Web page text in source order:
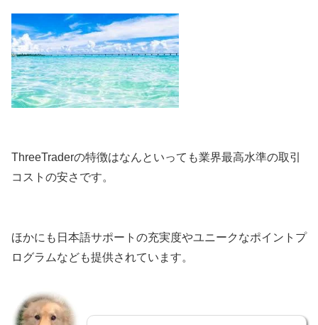
ThreeTraderの特徴はなんといっても業界最高水準の取引
コストの安さです。
ほかにも日本語サポートの充実度やユニークなポイントプ
ログラムなども提供されています。